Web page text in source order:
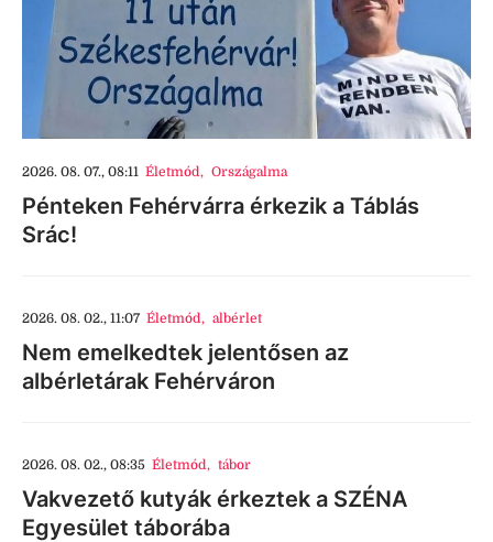
2026. 08. 07., 08:11 Életmód, Országalma
Pénteken Fehérvárra érkezik a Táblás
Srác!
2026. 08. 02., 11:07 Életmód, albérlet
Nem emelkedtek jelentősen az
albérletárak Fehérváron
2026. 08. 02., 08:35 Életmód, tábor
Vakvezető kutyák érkeztek a SZÉNA
Egyesület táborába